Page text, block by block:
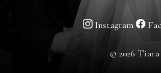
Instagram
© 2026 Tiara